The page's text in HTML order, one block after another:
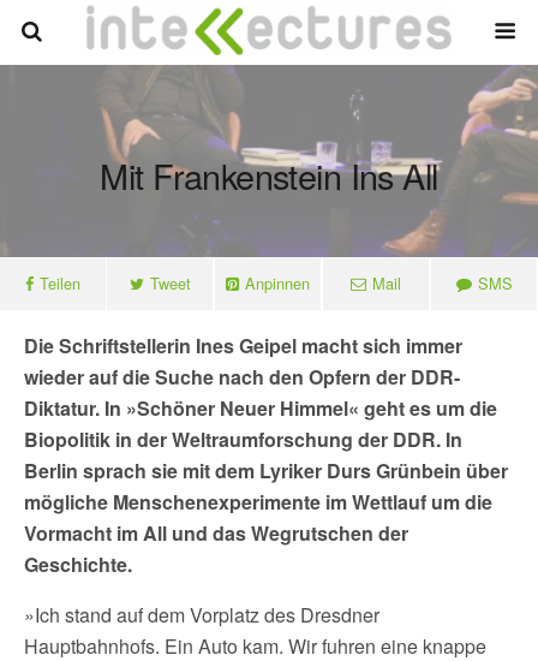
Mit Frankenstein Ins All
Teilen Tweet Anpinnen Mail SMS
Die Schriftstellerin Ines Geipel macht sich immer
wieder auf die Suche nach den Opfern der DDR-
Diktatur. In »Schöner Neuer Himmel« geht es um die
Biopolitik in der Weltraumforschung der DDR. In
Berlin sprach sie mit dem Lyriker Durs Grünbein über
mögliche Menschenexperimente im Wettlauf um die
Vormacht im All und das Wegrutschen der
Geschichte.
»Ich stand auf dem Vorplatz des Dresdner
Hauptbahnhofs. Ein Auto kam. Wir fuhren eine knappe